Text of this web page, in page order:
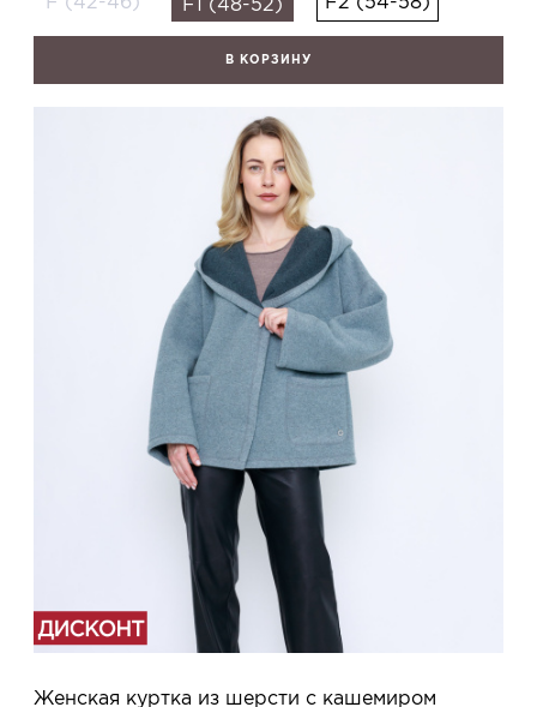
В КОРЗИНУ
Женская куртка из шерсти с кашемиром